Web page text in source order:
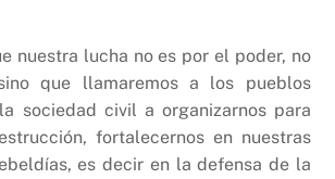
nuestra lucha no es por el poder, no
que llamaremos a los pueblos
sociedad civil a organizarnos para
fortalecernos en nuestras
es decir en la defensa de la